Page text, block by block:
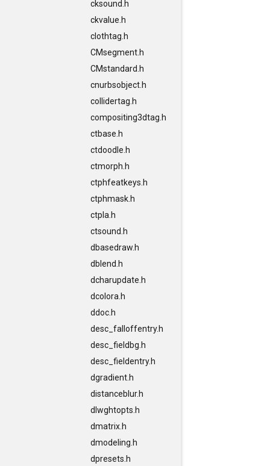
cksound.h
ckvalue.h
clothtag.h
CMsegment.h
CMstandard.h
cnurbsobject.h
collidertag.h
compositing3dtag.h
ctbase.h
ctdoodle.h
ctmorph.h
ctphfeatkeys.h
ctphmask.h
ctpla.h
ctsound.h
dbasedraw.h
dblend.h
dcharupdate.h
dcolora.h
ddoc.h
desc_falloffentry.h
desc_fieldbg.h
desc_fieldentry.h
dgradient.h
distanceblur.h
dlwghtopts.h
dmatrix.h
dmodeling.h
dpresets.h